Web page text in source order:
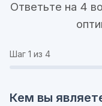
Ответьте на 4
Шаг 1 из 4
Кем вы